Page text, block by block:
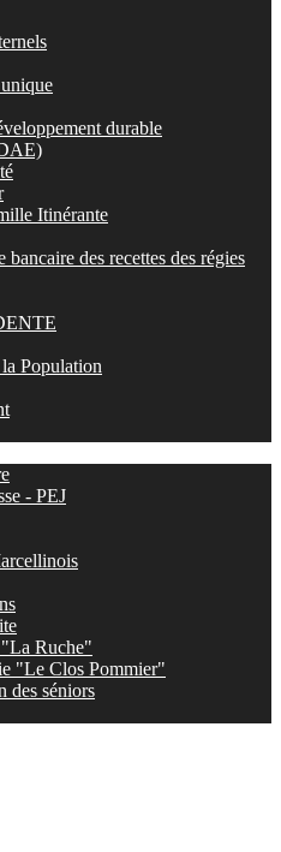
durable
Itinérante
bancaire des recettes des régies
Population
- PEJ
Ruche"
"Le Clos Pommier"
des séniors